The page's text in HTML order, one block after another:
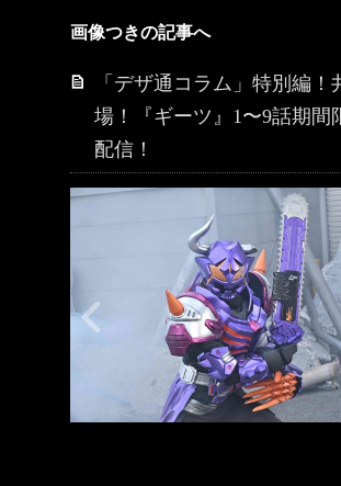
画像つきの記事へ
「デザ通コラム」特別編！
場！『ギーツ』1〜9話期間
配信！